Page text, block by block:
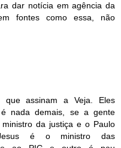
dar notícia em agência da
fontes como essa, não
que assinam a Veja. Eles
nada demais, se a gente
da justiça e o Paulo
é o ministro das